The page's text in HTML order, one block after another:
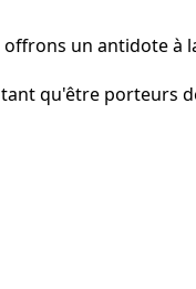
un antidote à
qu'être porteurs